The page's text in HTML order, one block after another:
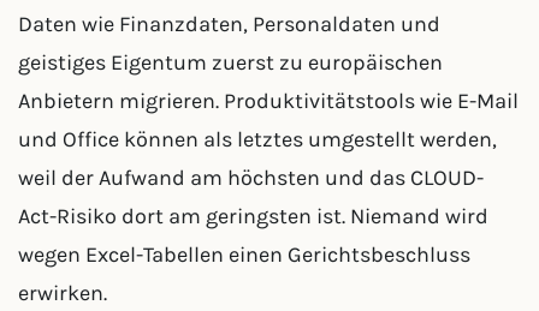
Daten wie Finanzdaten, Personaldaten und
geistiges Eigentum zuerst zu europäischen
Anbietern migrieren. Produktivitätstools wie E-Mail
und Office können als letztes umgestellt werden,
weil der Aufwand am höchsten und das CLOUD-
Act-Risiko dort am geringsten ist. Niemand wird
wegen Excel-Tabellen einen Gerichtsbeschluss
erwirken.